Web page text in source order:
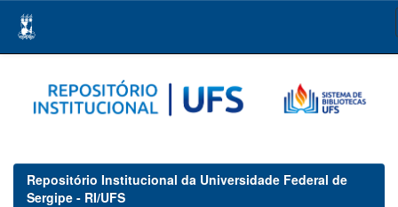
navigation
Repositório Institucional da Universidade Federal de
Sergipe - RI/UFS